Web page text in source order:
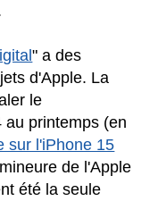
" a des
d'Apple. La
le
au printemps (en
sur l'iPhone 15
de l'Apple
été la seule